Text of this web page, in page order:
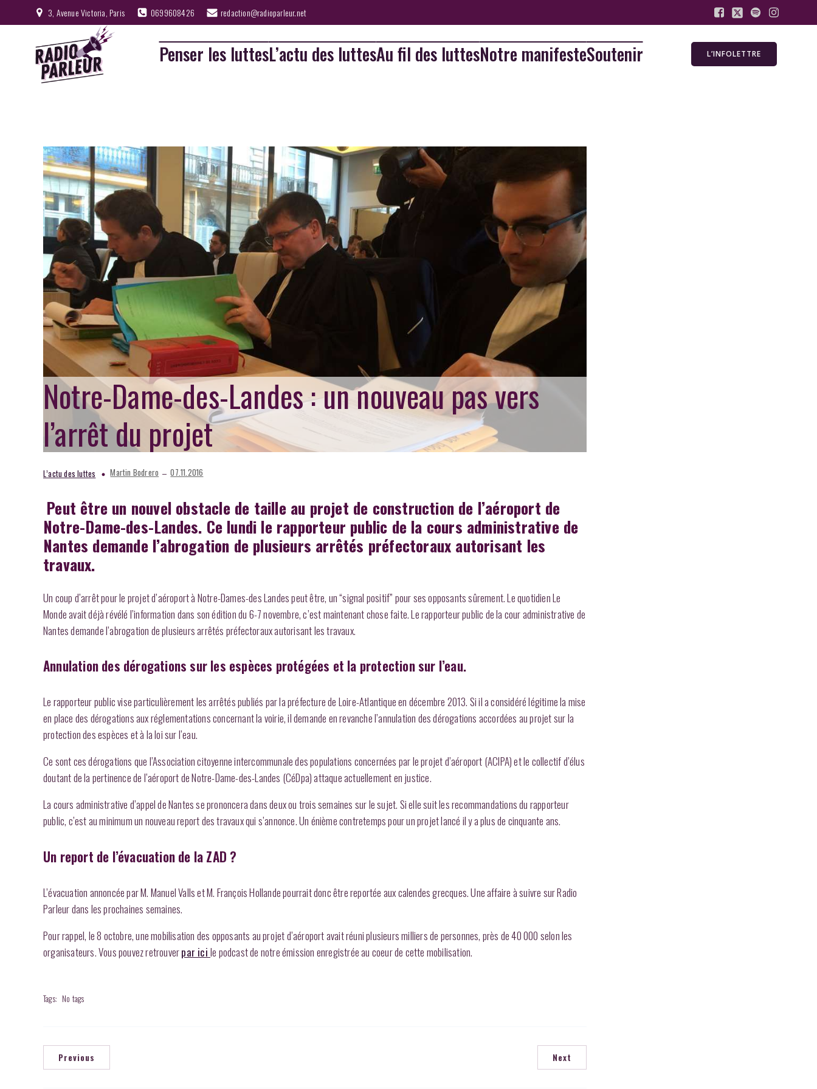
3, Avenue Victoria, Paris 0699608426 redaction@radioparleur.net
Penser les luttesL’actu des luttesAu fil des luttesNotre manifesteSoutenir L’INFOLETTRE
Notre-Dame-des-Landes : un nouveau pas vers
l’arrêt du projet
L’actu des luttes Martin Bodrero – 07.11.2016
Peut être un nouvel obstacle de taille au projet de construction de l’aéroport de
Notre-Dame-des-Landes. Ce lundi le rapporteur public de la cours administrative de
Nantes demande l’abrogation de plusieurs arrêtés préfectoraux autorisant les
travaux.
Un coup d’arrêt pour le projet d’aéroport à Notre-Dames-des Landes peut être, un “signal positif” pour ses opposants sûrement. Le quotidien Le
Monde avait déjà révélé l’information dans son édition du 6-7 novembre, c’est maintenant chose faite. Le rapporteur public de la cour administrative de
Nantes demande l’abrogation de plusieurs arrêtés préfectoraux autorisant les travaux.
Annulation des dérogations sur les espèces protégées et la protection sur l’eau.
Le rapporteur public vise particulièrement les arrêtés publiés par la préfecture de Loire-Atlantique en décembre 2013. Si il a considéré légitime la mise
en place des dérogations aux réglementations concernant la voirie, il demande en revanche l’annulation des dérogations accordées au projet sur la
protection des espèces et à la loi sur l’eau.
Ce sont ces dérogations que l’Association citoyenne intercommunale des populations concernées par le projet d’aéroport (ACIPA) et le collectif d’élus
doutant de la pertinence de l’aéroport de Notre-Dame-des-Landes (CéDpa) attaque actuellement en justice.
La cours administrative d’appel de Nantes se prononcera dans deux ou trois semaines sur le sujet. Si elle suit les recommandations du rapporteur
public, c’est au minimum un nouveau report des travaux qui s’annonce. Un énième contretemps pour un projet lancé il y a plus de cinquante ans.
Un report de l’évacuation de la ZAD ?
L’évacuation annoncée par M. Manuel Valls et M. François Hollande pourrait donc être reportée aux calendes grecques. Une affaire à suivre sur Radio
Parleur dans les prochaines semaines.
Pour rappel, le 8 octobre, une mobilisation des opposants au projet d’aéroport avait réuni plusieurs milliers de personnes, près de 40 000 selon les
organisateurs. Vous pouvez retrouverpar icile podcast de notre émission enregistrée au coeur de cette mobilisation.
Tags: No tags
Previous Next